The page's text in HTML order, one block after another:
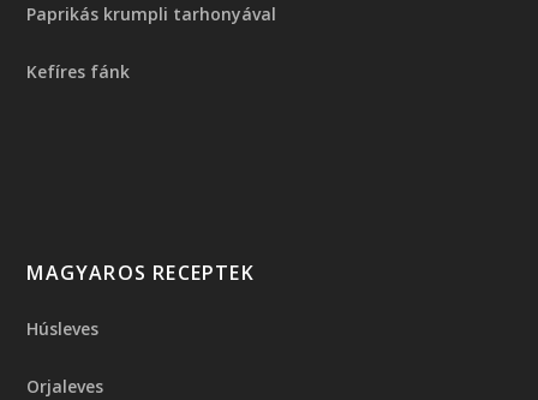
Paprikás krumpli tarhonyával
Kefíres fánk
MAGYAROS RECEPTEK
Húsleves
Orjaleves